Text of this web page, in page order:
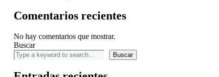
Comentarios recientes
No hay comentarios que mostrar.
Buscar
Buscar